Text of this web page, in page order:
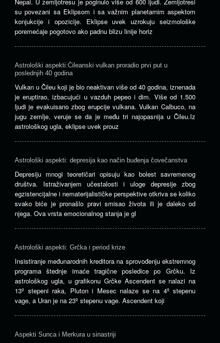
su povezani sa Eklipsom i sa važnim planetarnim aspektom
konjukcije i opozicije. Eklipse uvek uzrokuju seizmološke
poremećaje pogotovo ako padnu blizu linije horiz
Astrološki aspekti:Čileanski vulkan proradio prvi put u
poslednjih 40 godina
Vulkan u Čileu koji je bio neaktivan više od 40 godina, iznenada
je eruptirao, izbacujući u vazduh pepeo i dim. Više od 1.500
ljudi je evakuisano zbog erupcije vulkana. Vulkan Calbuco, na
jugu zemlje, veruje se da je među tri najopasnija u Čileu.Iz
astrološkog ugla, eklipse uvek prouz
Astrološki aspekti: depresija kao način buđenja čovečanstva
Depresiju mnogi teoretičari opisuju kao bolest savremenog
društva. Istraživanjem učestalosti i uloge depresije zbog
egzistencijalne i nematerijalističke perspektive otkriva se koliko
svako biće je pronašlo pravi smisao života ili je daleko od
njega. Ova vrsta emocionalnog stanja je gl
Astrološki aspekti: Grčka i period krize
Insistiranje međunarodnih kreditora na sprovođenju ekstremnog
programa štednje imaće tragične posledice po Grčku. Iz
astrološkog ugla, u grafikonu Grčke Ascendent se nalazi na
13º stepeni raka, Pluton i Mesec nalaze se na 4º stepenu
vage, a Uran je na 23º stepenu vage. Ascendent koji
Aspekti Sunca i Merkura u sinastriji